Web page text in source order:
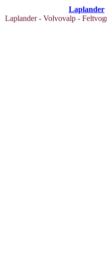
Laplander
Laplander - Volvovalp -